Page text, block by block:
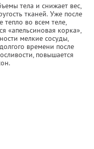
тела и снижает вес,
тканей. Уже после
во всем теле,
«апельсиновая корка»,
мелкие сосуды,
времени после
повышается